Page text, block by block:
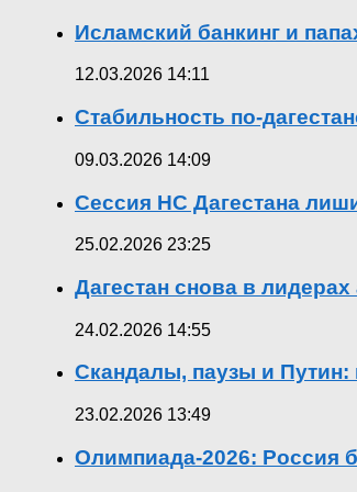
Исламский банкинг и
12.03.2026 14:11
Стабильность по-
09.03.2026 14:09
Сессия НС Дагестана
25.02.2026 23:25
Дагестан снова в
24.02.2026 14:55
Скандалы, паузы и Путин:
23.02.2026 13:49
Олимпиада-2026: Россия